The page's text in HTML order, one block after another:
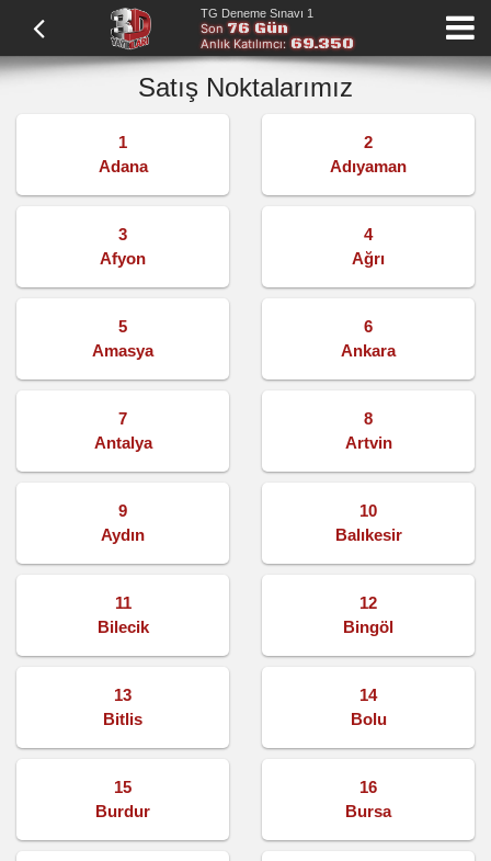
TG Deneme Sınavı 1
Son76 Gün
Anlık Katılımcı: 69.350
Satış Noktalarımız
1
Adana
2
Adıyaman
3
Afyon
4
Ağrı
5
Amasya
6
Ankara
7
Antalya
8
Artvin
9
Aydın
10
Balıkesir
11
Bilecik
12
Bingöl
13
Bitlis
14
Bolu
15
Burdur
16
Bursa